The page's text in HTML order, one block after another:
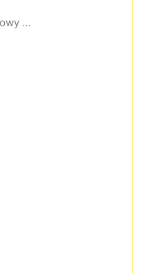
Spider-Man. Całkiem nowy dzień